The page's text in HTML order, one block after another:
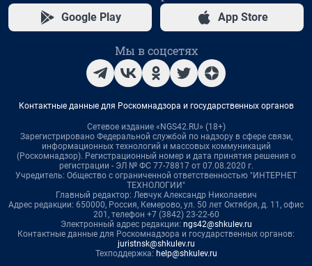
Google Play App Store
Мы в соцсетях
Контактные данные для Роскомнадзора и государственных органов
Сетевое издание «NGS42.RU» (18+)
Зарегистрировано Федеральной службой по надзору в сфере связи,
информационных технологий и массовых коммуникаций
(Роскомнадзор). Регистрационный номер и дата принятия решения о
регистрации - ЭЛ № ФС 77-78817 от 07.08.2020 г.
Учредитель: Общество с ограниченной ответственностью "ИНТЕРНЕТ
ТЕХНОЛОГИИ"
Главный редактор: Левчук Александр Николаевич
Адрес редакции: 650000, Россия, Кемерово, ул. 50 лет Октября, д. 11, офис
201, телефон +7 (3842) 23-22-60
Электронный адрес редакции: ngs42@shkulev.ru
Контактные данные для Роскомнадзора и государственных органов:
juristnsk@shkulev.ru
Техподдержка: help@shkulev.ru